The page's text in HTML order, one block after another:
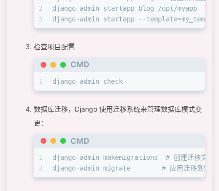
2
3
django-admin startapp blog /opt/myapp  # 指
django-admin startapp --
检查项目配置
CMD
1 django-admin check
数据库迁移，Django 使用迁移系统来管理数据库模式变
更：
CMD
1
2
django-admin makemigrations  # 创建迁移文件
django-admin migrate        # 应用迁移到数据